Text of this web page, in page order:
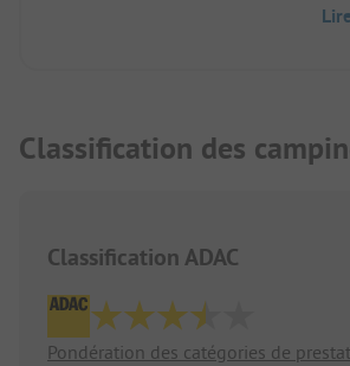
Classification des
Classification ADAC
Pondération des catégories de